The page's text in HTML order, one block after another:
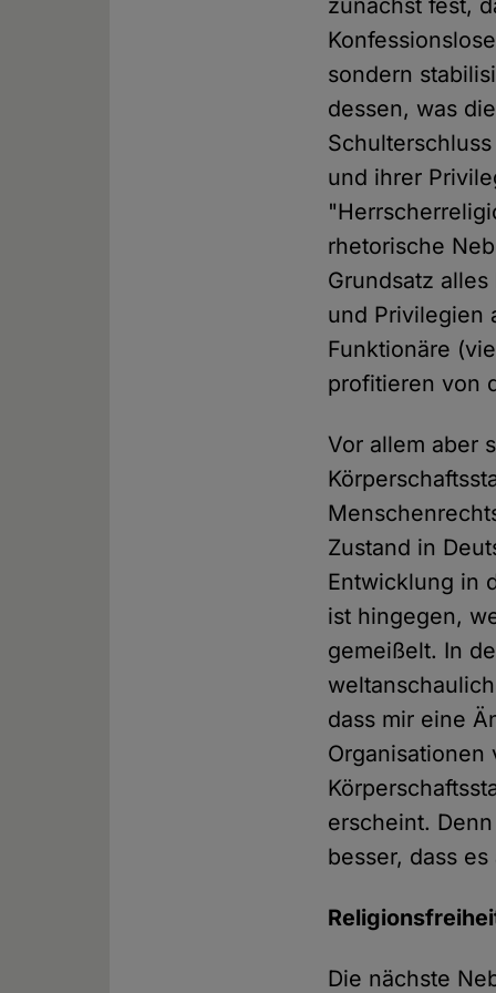
zunächst fest,
sondern
dessen, was
und ihrer
rhetorische
Grundsatz
und Privilegien
Funktionäre
profitieren von
Vor allem aber
Zustand in
Entwicklung in
ist hingegen,
gemeißelt. In
dass mir eine
erscheint.
besser, dass
Die nächste